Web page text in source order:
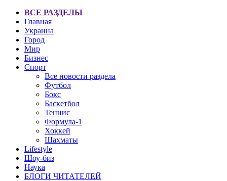
ВСЕ РАЗДЕЛЫ
Главная
Украина
Город
Мир
Бизнес
Спорт
Все новости раздела
Футбол
Бокс
Баскетбол
Теннис
Формула-1
Хоккей
Шахматы
Lifestyle
Шоу-биз
Наука
БЛОГИ ЧИТАТЕЛЕЙ